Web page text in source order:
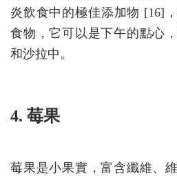
炎飲食中的極佳添加物 [16]
食物，它可以是下午的點心
和沙拉中。
4. 莓果
莓果是小果實，富含纖維、